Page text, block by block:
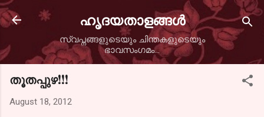
Skip to main content
ഹൃദയതാളങ്ങള്‍
സ്വപ്നങ്ങളുടെയും ചിന്തകളുടെയും
ഭാവസംഗമം...
തൂതപ്പുഴ!!!
August 18, 2012